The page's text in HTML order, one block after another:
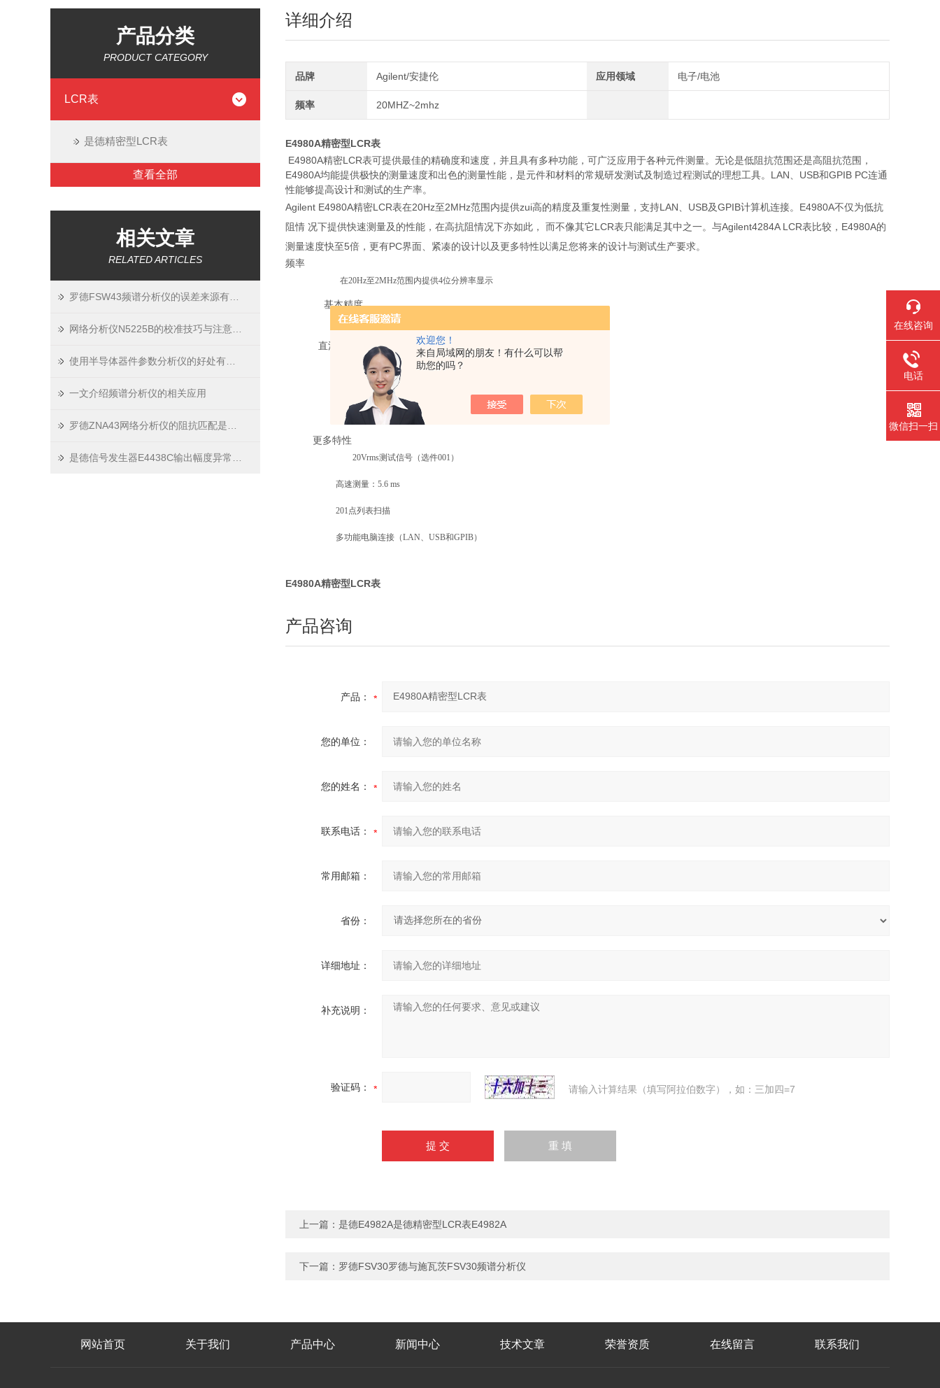
欢迎您！
来自局域网的朋友！有什么可以帮
助您的吗？
产品分类
PRODUCT CATEGORY
LCR表
是德精密型LCR表
查看全部
相关文章
RELATED ARTICLES
一文介绍频谱分析仪的相关应用
详细介绍
品牌 Agilent/安捷伦 应用领域 电子/电池
频率 20MHZ~2mhz
E4980A精密型LCR表
E4980A精密LCR表可提供最佳的精确度和速度，并且具有多种功能，可广泛应用于各种元件测量。无论是低阻抗范围还是高阻抗范围，
E4980A均能提供极快的测量速度和出色的测量性能，是元件和材料的常规研发测试及制造过程测试的理想工具。LAN、USB和GPIB PC连通
性能够提高设计和测试的生产率。
Agilent E4980A精密LCR表在20Hz至2MHz范围内提供zui高的精度及重复性测量，支持LAN、USB及GPIB计算机连接。E4980A不仅为低抗
阻情 况下提供快速测量及的性能，在高抗阻情况下亦如此， 而不像其它LCR表只能满足其中之一。与Agilent4284A LCR表比较，E4980A的
测量速度快至5倍，更有PC界面、紧凑的设计以及更多特性以满足您将来的设计与测试生产要求。
频率
在20Hz至2MHz范围内提供4位分辨率显示
基本精度
对高低阻抗的高精度重复性测量基本精度为
直流偏置
40V 直流偏置（选件001）
002和 42841A
Rdc ( 选件
更多特性
20Vrms测试信号（选件001 ）
高速测量： 5.6 ms
201点列表扫描
多功能电脑连接（LAN、 USB和GPIB）
E4980A精密型LCR表
产品咨询
产品：
您的单位：
您的姓名：
联系电话：
常用邮箱：
省份：
详细地址：
补充说明：
验证码： 请输入计算结果（填写阿拉伯数字），如：三加四=7
上一篇： 是德E4982A是德精密型LCR表E4982A
下一篇： 罗德FSV30罗德与施瓦茨FSV30频谱分析仪
网站首页 关于我们 产品中心 新闻中心 技术文章 荣誉资质 在线留言 联系我们
在线咨询
电话
微信扫一扫